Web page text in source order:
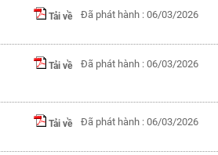
Tải về Đã phát hành : 06/03/2026
Tải về Đã phát hành : 06/03/2026
Tải về Đã phát hành : 06/03/2026